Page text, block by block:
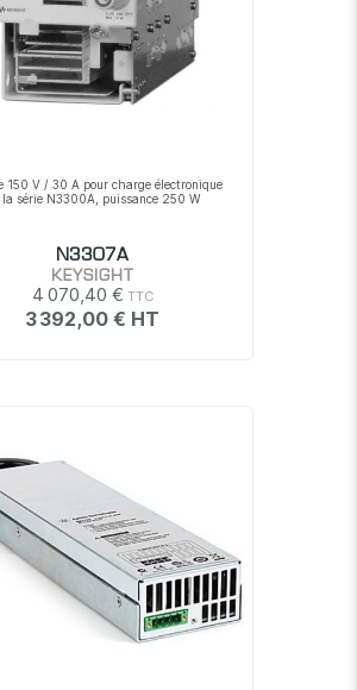
150 V / 30 A pour charge électronique
la série N3300A, puissance 250 W
N3307A
KEYSIGHT
4 070,40 €
3 392,00 €